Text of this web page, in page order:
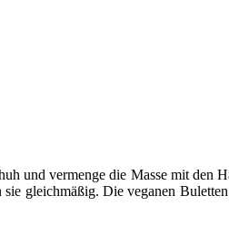
und vermenge die Masse mit den
gleichmäßig. Die veganen